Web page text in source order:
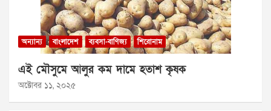
অন্যান্য বাংলাদেশ ব্যবসা-বাণিজ্য শিরোনাম
এই মৌসুমে আলুর কম দামে হতাশ কৃষক
অক্টোবর ১১, ২০২৫